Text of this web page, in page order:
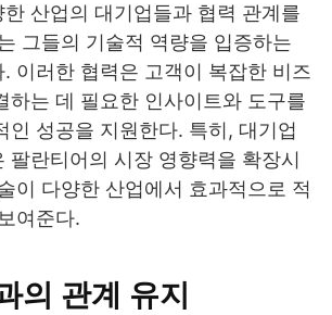
산업의 대기업들과 협력 관계를
그들의 기술적 역량을 입증하는
이러한 협력은 고객이 복잡한 비즈
하는 데 필요한 인사이트와 도구를
인 성공을 지원한다. 특히, 대기업
팔란티어의 시장 영향력을 확장시
이 다양한 산업에서 효과적으로 적
여준다.
의 관계 유지